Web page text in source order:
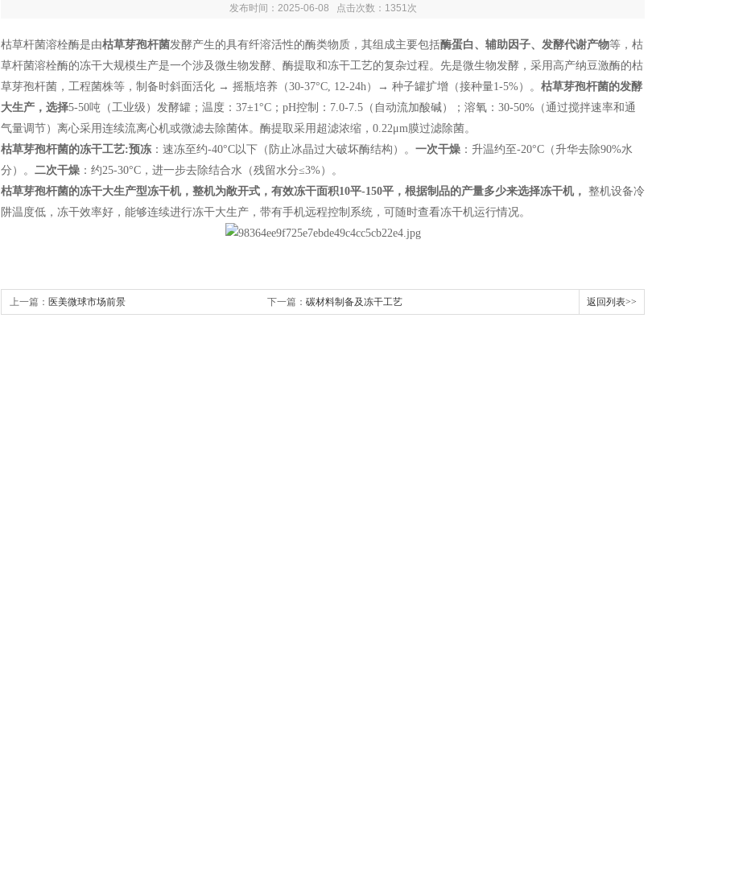
发布时间：2025-06-08 点击次数：1351次
枯草杆菌溶栓酶是由枯草芽孢杆菌发酵产生的具有纤溶活性的酶类物质，其组成主要包括酶蛋白、辅助因子、发酵代谢产物等 ， 枯
草杆菌溶栓酶的冻干大规模生产是一个涉及微生物发酵、酶提取和冻干工艺的复杂过程。先是微生物发酵，采用高产纳豆激酶的枯
草芽孢杆菌，工程菌株等，制备时斜面活化 → 摇瓶培养（30-37°C, 12-24h） → 种子罐扩增（接种量1-5%）。 枯草芽孢杆菌的发酵
大生产，选择5-50吨（工业级）发酵罐；温度： 37±1°C ； pH控制： 7.0-7.5 （自动流加酸碱）；溶氧： 30-50% （通过搅拌速率和通
气量调节）离心采用连续流离心机或微滤去除菌体。酶提取采用超滤浓缩， 0.22μm膜过滤除菌。
枯草芽孢杆菌的冻干工艺:预冻 ：速冻至约-40°C以下（防止冰晶过大破坏酶结构）。 一次干燥 ：升温约至-20°C （升华去除90%水
分）。 二次干燥 ：约25-30°C ，进一步去除结合水（残留水分≤3%）。
枯草芽孢杆菌的冻干大生产型冻干机，整机为敞开式，有效冻干面积10平-150平，根据制品的产量多少来选择冻干机， 整机设备冷
阱温度低，冻干效率好，能够连续进行冻干大生产，带有手机远程控制系统，可随时查看冻干机运行情况。
上一篇： 医美微球市场前景 下一篇： 碳材料制备及冻干工艺 返回列表>>